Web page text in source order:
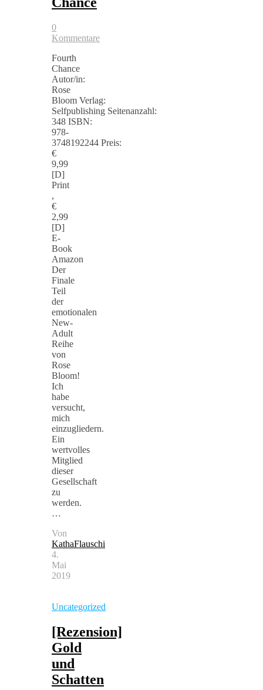
0
Kommentare
Fourth
Chance
Autor/in:
Rose
Bloom Verlag:
Selfpublishing Seitenanzahl:
348 ISBN:
978-
3748192244 Preis:
€
9,99
[D]
Print
,
€
2,99
[D]
E-
Book
Amazon
Der
Finale
Teil
der
emotionalen
New-
Adult
Reihe
von
Rose
Bloom!
Ich
habe
versucht,
mich
einzugliedern.
Ein
wertvolles
Mitglied
dieser
Gesellschaft
zu
werden.
…
Von
KathaFlauschi
4.
Mai
2019
Uncategorized
[Rezension]
Gold
und
Schatten